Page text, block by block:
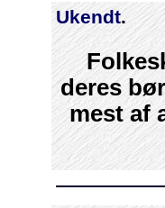
Ukendt.
deres
mest af